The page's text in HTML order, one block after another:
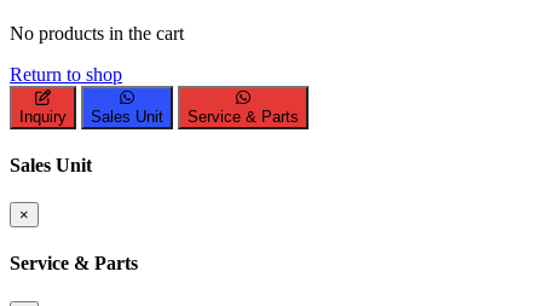
No products in the cart
Return to shop
Inquiry Sales Unit Service & Parts
Sales Unit
×
Service & Parts